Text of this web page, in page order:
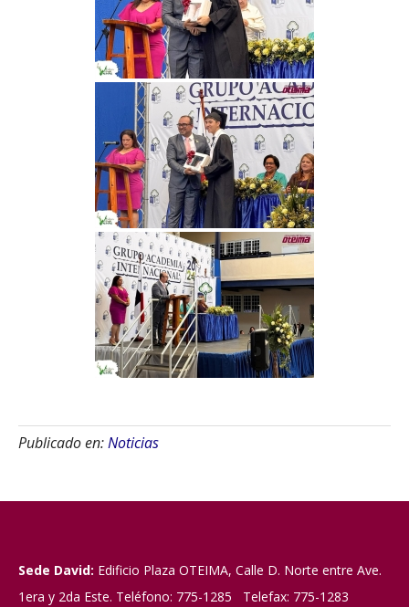
Publicado en:Noticias
Sede David: Edificio Plaza OTEIMA, Calle D. Norte entre Ave.
1era y 2da Este. Teléfono: 775-1285 Telefax: 775-1283